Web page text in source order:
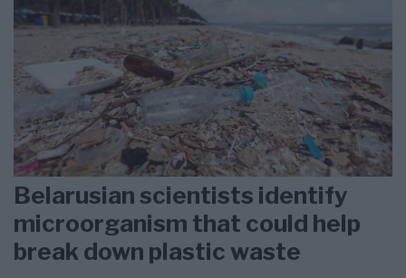
Belarusian scientists identify
microorganism that could help
break down plastic waste